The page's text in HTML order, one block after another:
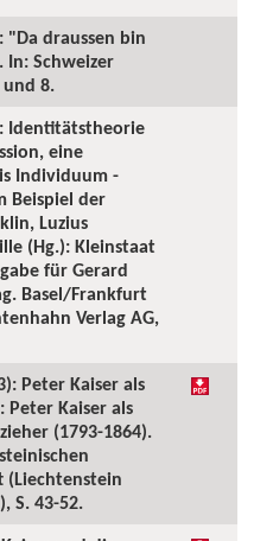
"Da draussen bin
In: Schweizer
und 8.
Identitätstheorie
eine
Individuum -
Beispiel der
Luzius
(Hg.): Kleinstaat
für Gerard
Basel/Frankfurt
Verlag AG,
Peter Kaiser als
Peter Kaiser als
(1793-1864).
(Liechtenstein
S. 43-52.